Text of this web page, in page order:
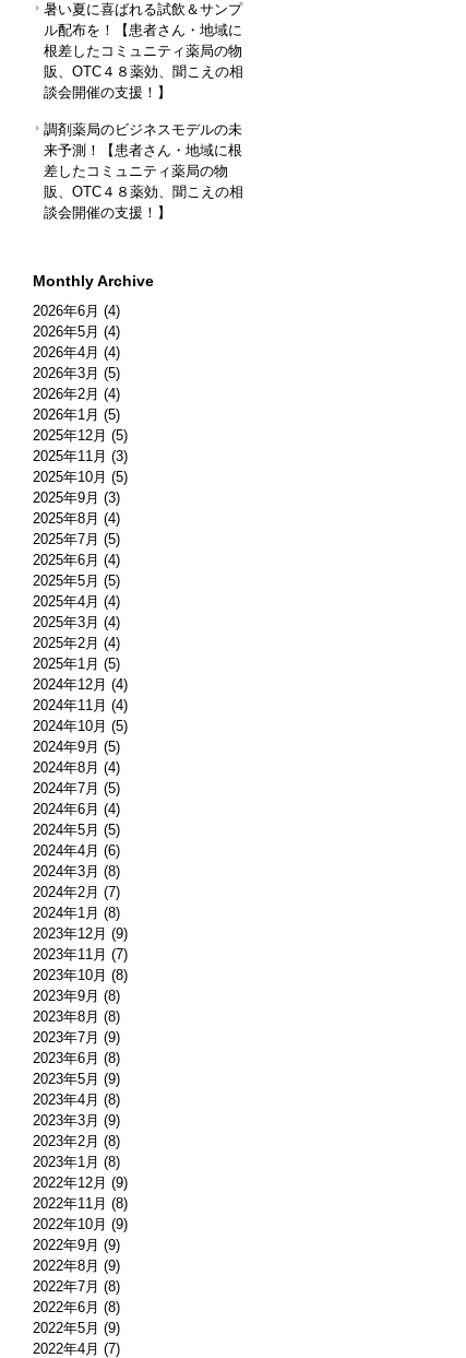
暑い夏に喜ばれる試飲＆サンプ
ル配布を！【患者さん・地域に
根差したコミュニティ薬局の物
販、OTC４８薬効、聞こえの相
談会開催の支援！】
調剤薬局のビジネスモデルの未
来予測！【患者さん・地域に根
差したコミュニティ薬局の物
販、OTC４８薬効、聞こえの相
談会開催の支援！】
Monthly Archive
2026年6月 (4)
2026年5月 (4)
2026年4月 (4)
2026年3月 (5)
2026年2月 (4)
2026年1月 (5)
2025年12月 (5)
2025年11月 (3)
2025年10月 (5)
2025年9月 (3)
2025年8月 (4)
2025年7月 (5)
2025年6月 (4)
2025年5月 (5)
2025年4月 (4)
2025年3月 (4)
2025年2月 (4)
2025年1月 (5)
2024年12月 (4)
2024年11月 (4)
2024年10月 (5)
2024年9月 (5)
2024年8月 (4)
2024年7月 (5)
2024年6月 (4)
2024年5月 (5)
2024年4月 (6)
2024年3月 (8)
2024年2月 (7)
2024年1月 (8)
2023年12月 (9)
2023年11月 (7)
2023年10月 (8)
2023年9月 (8)
2023年8月 (8)
2023年7月 (9)
2023年6月 (8)
2023年5月 (9)
2023年4月 (8)
2023年3月 (9)
2023年2月 (8)
2023年1月 (8)
2022年12月 (9)
2022年11月 (8)
2022年10月 (9)
2022年9月 (9)
2022年8月 (9)
2022年7月 (8)
2022年6月 (8)
2022年5月 (9)
2022年4月 (7)